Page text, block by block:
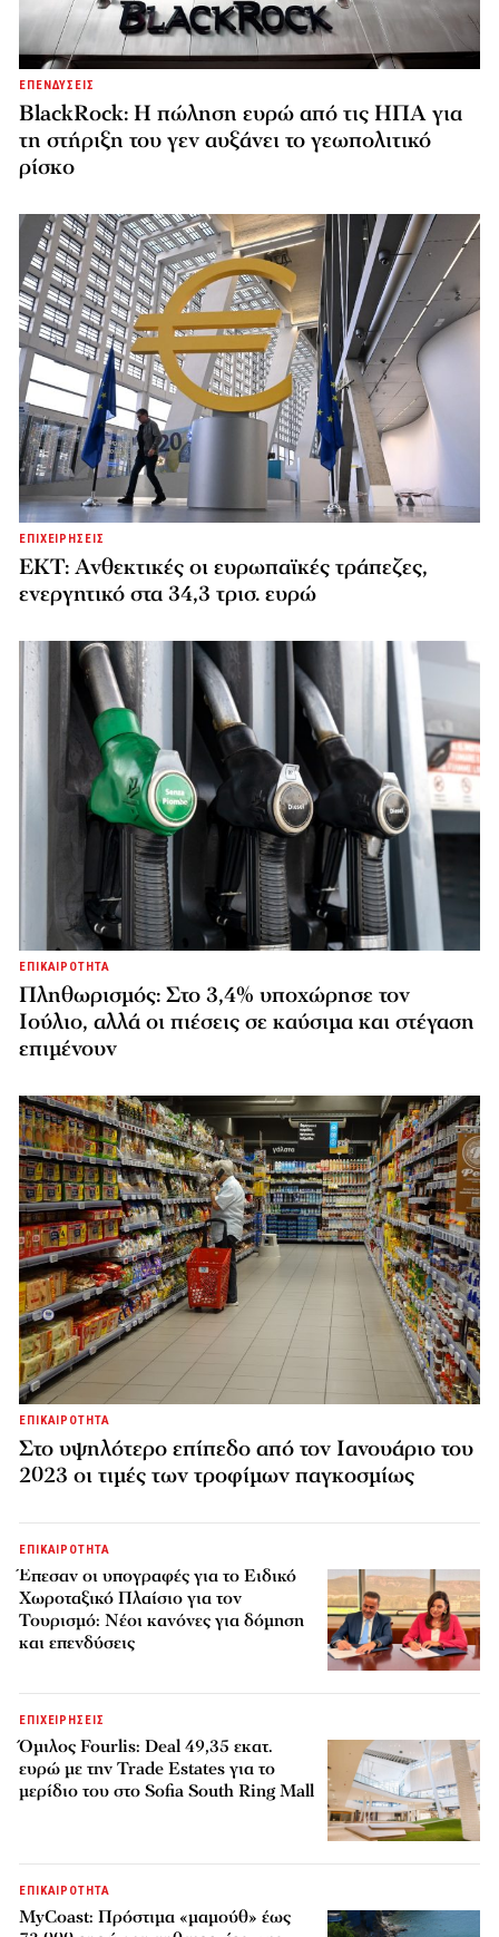
ΕΠΕΝΔΥΣΕΙΣ
BlackRock: Η πώληση ευρώ από τις ΗΠΑ για
τη στήριξη του γεν αυξάνει το γεωπολιτικό
ρίσκο
ΕΠΙΧΕΙΡΗΣΕΙΣ
ΕΚΤ: Ανθεκτικές οι ευρωπαϊκές τράπεζες,
ενεργητικό στα 34,3 τρισ. ευρώ
ΕΠΙΚΑΙΡΟΤΗΤΑ
Πληθωρισμός: Στο 3,4% υποχώρησε τον
Ιούλιο, αλλά οι πιέσεις σε καύσιμα και στέγαση
επιμένουν
ΕΠΙΚΑΙΡΟΤΗΤΑ
Στο υψηλότερο επίπεδο από τον Ιανουάριο του
2023 οι τιμές των τροφίμων παγκοσμίως
ΕΠΙΚΑΙΡΟΤΗΤΑ
Έπεσαν οι υπογραφές για το Ειδικό
Χωροταξικό Πλαίσιο για τον
Τουρισμό: Νέοι κανόνες για δόμηση
και επενδύσεις
ΕΠΙΧΕΙΡΗΣΕΙΣ
Όμιλος Fourlis: Deal 49,35 εκατ.
ευρώ με την Trade Estates για το
μερίδιο του στο Sofia South Ring Mall
ΕΠΙΚΑΙΡΟΤΗΤΑ
MyCoast: Πρόστιμα «μαμούθ» έως